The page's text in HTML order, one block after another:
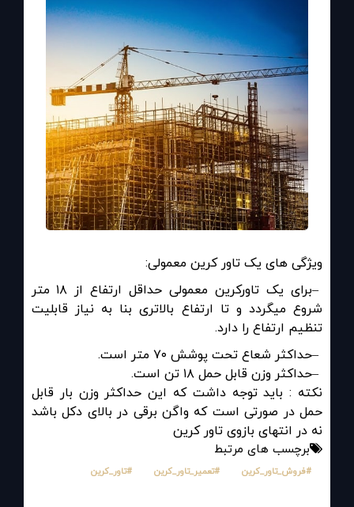
ویژگی های یک تاور کرین معمولی:
–
برای یک تاورکرین معمولی حداقل ارتفاع از ۱۸ متر
شروع میگردد و تا ارتفاع بالاتری بنا به نیاز قابلیت
تنظیم ارتفاع را دارد.
–حداکثر شعاع تحت پوشش ۷۰ متر است
.
–حداکثر وزن قابل حمل ۱۸ تن است
.
نکته : باید توجه داشت که این حداکثر وزن بار قابل
حمل در صورتی است که واگن برقی در بالای دکل باشد
نه در انتهای بازوی تاور کرین
برچسب های مرتبط
#فروش_تاور_کرین #تعمیر_تاور_کرین #تاور_کرین